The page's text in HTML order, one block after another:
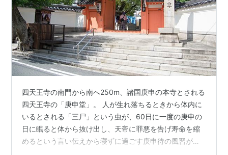
四天王寺の南門から南へ250m、諸国庚申の本寺とされる
四天王寺の「庚申堂」。 人が生れ落ちるときから体内に
いるとされる「三尸」という虫が、60日に一度の庚申の
日に眠ると体から抜け出し、天帝に罪悪を告げ寿命を縮
めるという言い伝えから寝ずに過ごす庚申待の風習が生